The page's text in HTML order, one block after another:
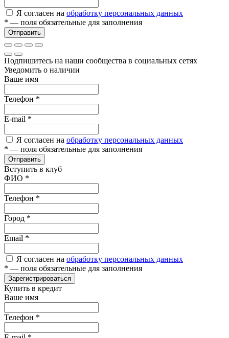
Я согласен на обработку персональных данных
* — поля обязательные для заполнения
Отправить
Подпишитесь на наши сообщества в социальных сетях
Уведомить о наличии
Ваше имя
Телефон *
E-mail *
Я согласен на обработку персональных данных
* — поля обязательные для заполнения
Отправить
Вступить в клуб
ФИО *
Телефон *
Город *
Email *
Я согласен на обработку персональных данных
* — поля обязательные для заполнения
Зарегистрироваться
Купить в кредит
Ваше имя
Телефон *